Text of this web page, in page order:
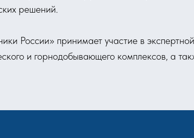
решений.
России» принимает участие в
и горнодобывающего комплексов, а